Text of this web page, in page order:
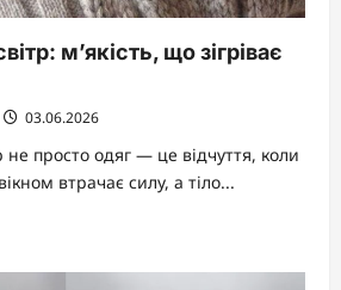
м’якість, що зігріває
03.06.2026
просто одяг — це відчуття, коли
втрачає силу, а тіло...